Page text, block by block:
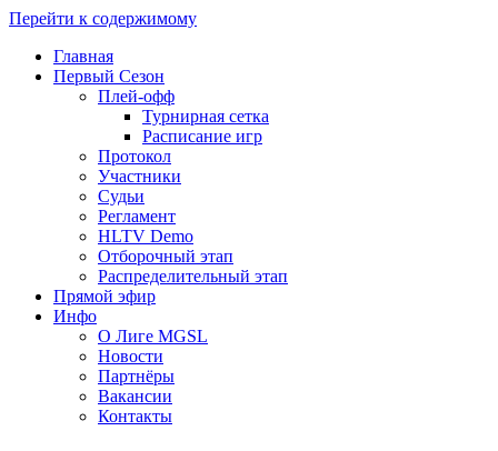
Перейти к содержимому
Главная
Первый Сезон
Плей-офф
Турнирная сетка
Расписание игр
Протокол
Участники
Судьи
Регламент
HLTV Demo
Отборочный этап
Распределительный этап
Прямой эфир
Инфо
О Лиге MGSL
Новости
Партнёры
Вакансии
Контакты